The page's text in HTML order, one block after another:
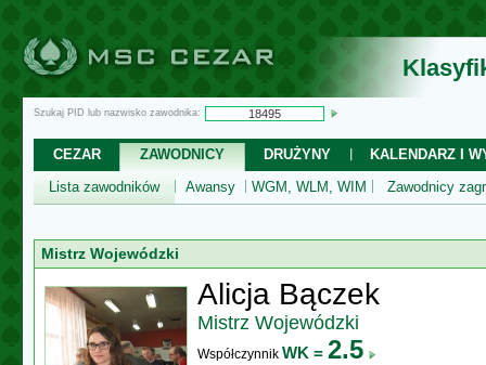
Szukaj PID lub nazwisko zawodnika:
CEZAR ZAWODNICY DRUŻYNY
KALENDARZ I
Lista zawodników
Awansy WGM, WLM, WIM Zawodnicy
Mistrz Wojewódzki
Alicja Bączek
Mistrz Wojewódzki
Współczynnik WK = 2.5